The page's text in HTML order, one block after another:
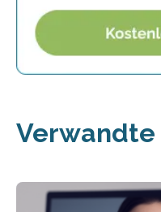
Verwandte